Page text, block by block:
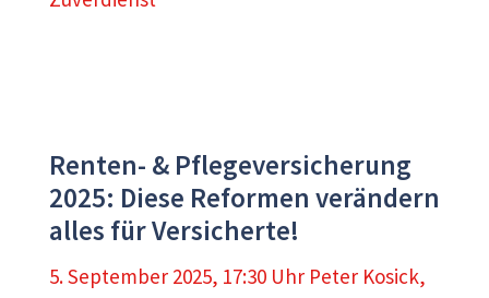
Renten- & Pflegeversicherung
2025: Diese Reformen verändern
alles für Versicherte!
5. September 2025, 17:30 Uhr Peter Kosick,